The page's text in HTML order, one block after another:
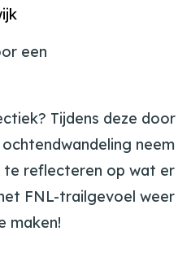
een
Tijdens deze door
neem
reflecteren op wat er
FNL-trailgevoel weer
maken!